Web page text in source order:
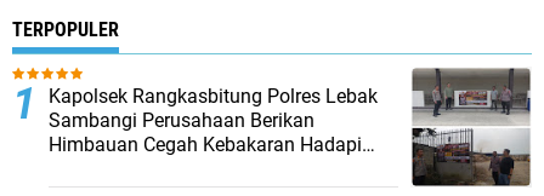
TERPOPULER
Kapolsek Rangkasbitung Polres Lebak
Sambangi Perusahaan Berikan
Himbauan Cegah Kebakaran Hadapi